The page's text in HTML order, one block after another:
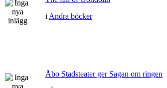
i Andra böcker
Åbo Stadsteater ger Sagan om ringen